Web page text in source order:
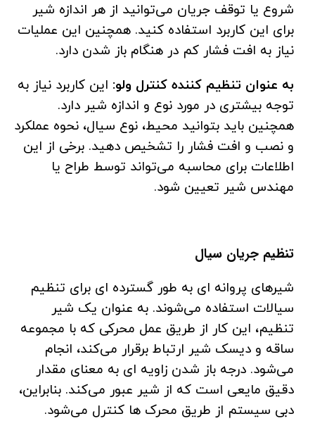
شروع یا توقف جریان می‌توانید از هر اندازه شیر
برای این کاربرد استفاده کنید. همچنین این عملیات
نیاز به افت فشار کم در هنگام باز شدن دارد.
به عنوان تنظیم کننده کنترل ولو: این کاربرد نیاز به
توجه بیشتری در مورد نوع و اندازه شیر دارد.
همچنین باید بتوانید محیط، نوع سیال، نحوه عملکرد
و نصب و افت فشار را تشخیص دهید. برخی از این
اطلاعات برای محاسبه می‌تواند توسط طراح یا
مهندس شیر تعیین شود.
تنظیم جریان سیال
شیرهای پروانه ای به طور گسترده ای برای تنظیم
سیالات استفاده می‌شوند. به عنوان یک شیر
تنظیم، این کار از طریق عمل محرکی که با مجموعه
ساقه و دیسک شیر ارتباط برقرار می‌کند، انجام
می‌شود. درجه باز شدن زاویه ای به معنای مقدار
دقیق مایعی است که از شیر عبور می‌کند. بنابراین،
دبی سیستم از طریق محرک ها کنترل می‌شود.